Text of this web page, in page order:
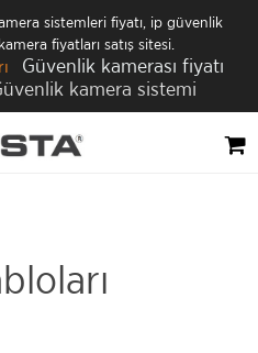
sistemleri fiyatı, ip güvenlik
fiyatları satış sitesi.
Güvenlik kamerası fiyatı
kamera sistemi